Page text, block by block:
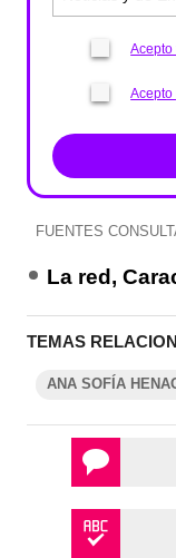
FUENTES
La red,
TEMAS
ANA SOFÍA